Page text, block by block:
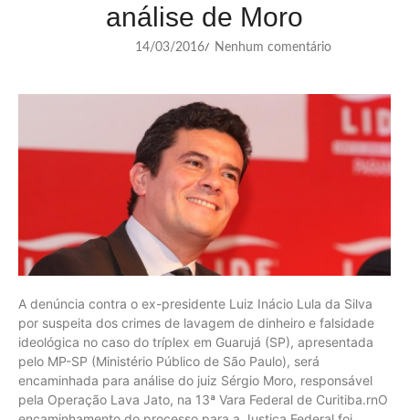
análise de Moro
14/03/2016/ Nenhum comentário
A denúncia contra o ex-presidente Luiz Inácio Lula da Silva
por suspeita dos crimes de lavagem de dinheiro e falsidade
ideológica no caso do tríplex em Guarujá (SP), apresentada
pelo MP-SP (Ministério Público de São Paulo), será
encaminhada para análise do juiz Sérgio Moro, responsável
pela Operação Lava Jato, na 13ª Vara Federal de Curitiba.rnO